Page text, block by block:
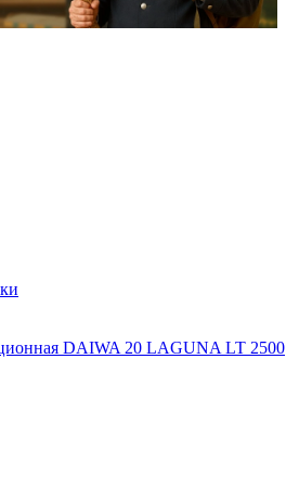
DAIWA 20 LAGUNA LT 2500